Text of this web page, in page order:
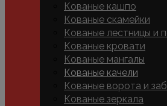
Кованые кашпо
Кованые скамейки
Кованые лестницы и
Кованые кровати
Кованые мангалы
Кованые качели
Кованые ворота и
Кованые зеркала